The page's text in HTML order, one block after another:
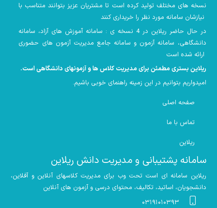
نسخه های مختلف تولید کرده است تا مشتریان عزیز بتوانند متناسب با
در حال حاضر ریلاین در 4 نسخه ی : سامانه آموزش های آزاد، سامانه
دانشگاهی، سامانه آزمون و سامانه جامع مدیریت آزمون های حضوری
ریلاین بستری مطمئن برای مدیریت کلاس ها و آزمونهای دانشگاهی است.
امیدواریم بتوانیم در این زمینه راهنمای خوبی باشیم.
صفحه اصلی
تماس با ما
ریلاین
سامانه پشتیبانی و مدیریت دانش ریلاین
ریلاین سامانه ای است تحت وب برای مدیریت کلاسهای آنلاین و آفلاین،
دانشجویان، اساتید، تکالیف، محتوای درسی و آزمون های آنلاین
۰۳۱۹۱۰۱۰۳۹۳